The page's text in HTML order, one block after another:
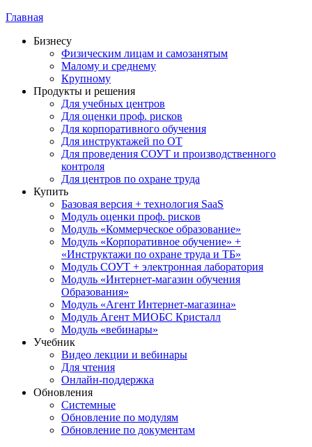
Главная
Бизнесу
Физическим лицам и самозанятым
Малому и среднему
Крупному
Продукты и решения
Для учебных центров
Для оценки проф. рисков
Для корпоративного обучения
Для инструктажей по ОТ
Для проведения СОУТ и производственного
контроля
Для центров по охране труда
Купить
Базовая версия + технология SaaS
Модуль оценки проф. рисков
Модуль «Коммерческое образование»
Модуль «Корпоративное обучение» +
«Инструктажи по охране труда и ТБ»
Модуль СОУТ + электронная лаборатория
Модуль «Интернет-магазин обучения
Образования»
Модуль «Агент Интернет-магазина»
Модуль Агент МИОБС Кристалл
Модуль «вебинары»
Учебник
Видео лекции и вебинары
Для чтения
Онлайн-поддержка
Обновления
Системные
Обновление по модулям
Обновление по документам